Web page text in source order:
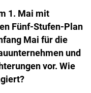
1. Mai mit
Fünf-Stufen-Plan
Mai für die
und
vor. Wie